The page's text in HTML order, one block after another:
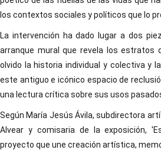
los contextos sociales y políticos que lo
La intervención ha dado lugar a dos
arranque mural que revela los estratos
olvido la historia individual y colectiva y
este antiguo e icónico espacio de
una lectura crítica sobre sus usos
Según María Jesús Ávila, subdirectora
Alvear y comisaria de la exposición,
proyecto que une creación artística,